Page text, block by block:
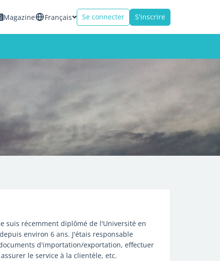
Magazine Français Se connecter S'inscrire
suis récemment diplômé de l'Université en
environ 6 ans. J'étais responsable
d'importation/exportation, effectuer
le service à la clientèle, etc.